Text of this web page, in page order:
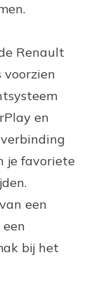
Renault
voorzien
en
je favoriete
een
bij het